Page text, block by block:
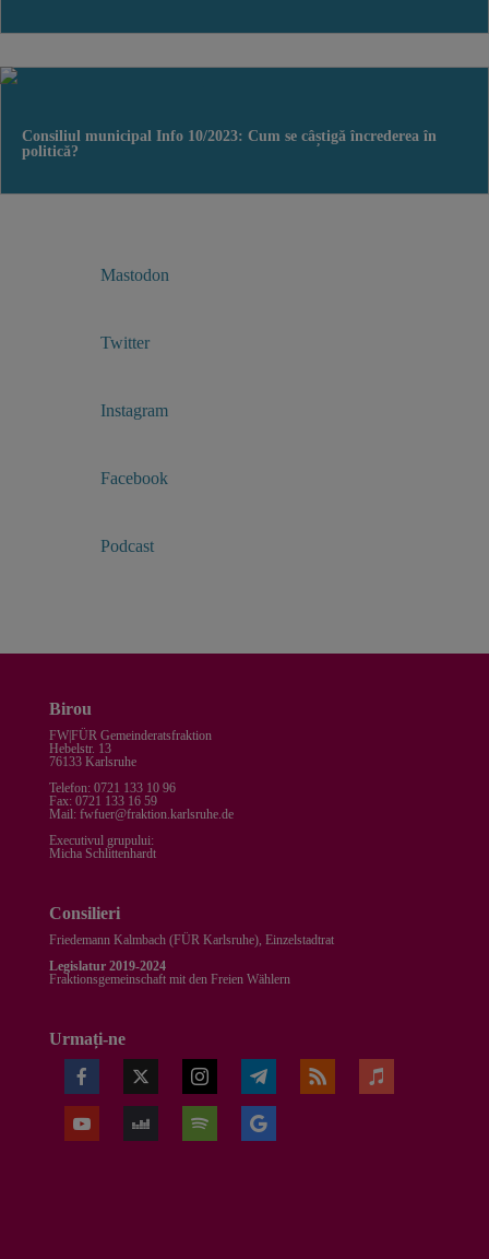
Consiliul municipal Info 10/2023: Cum se câștigă încrederea în
politică?
Mastodon
Twitter
Instagram
Facebook
Podcast
Birou
FW|FÜR Gemeinderatsfraktion
Hebelstr. 13
76133 Karlsruhe
Telefon: 0721 133 10 96
Fax: 0721 133 16 59
Mail: fwfuer@fraktion.karlsruhe.de
Executivul grupului:
Micha Schlittenhardt
Consilieri
Friedemann Kalmbach (FÜR Karlsruhe), Einzelstadtrat
Legislatur 2019-2024
Fraktionsgemeinschaft mit den Freien Wählern
Urmați-ne